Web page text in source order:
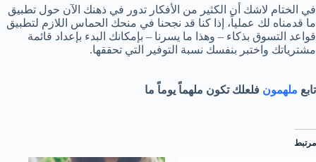
في الختام لاشك أن الكثير من الأفكار تدور في ذهنك الآن حول تطبيق
ما قدمناه لك عملياً، إذا كنا قد نجحنا في منحك الحماس اللازم لتطبيق
قواعد التسوق بذكاء – وهذا ما يسرنا – بإمكانك البدء بإعداد قائمة
مشترياتك واختبر بنفسك نسبة التوفير التي تحققها.
تابع ملهمون فلعلك تكون ملهماً يوماً ما
مرتبط